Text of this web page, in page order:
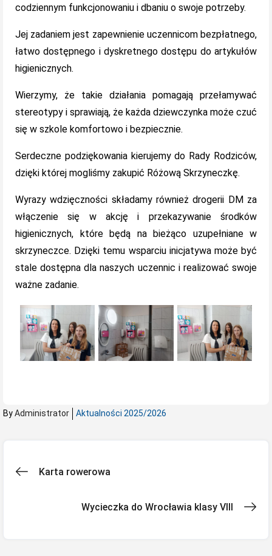
codziennym funkcjonowaniu i dbaniu o swoje potrzeby.
Jej zadaniem jest zapewnienie uczennicom bezpłatnego,
łatwo dostępnego i dyskretnego dostępu do artykułów
higienicznych.
Wierzymy, że takie działania pomagają przełamywać
stereotypy i sprawiają, że każda dziewczynka może czuć
się w szkole komfortowo i bezpiecznie.
Serdeczne podziękowania kierujemy do Rady Rodziców,
dzięki której mogliśmy zakupić Różową Skrzyneczkę.
Wyrazy wdzięczności składamy również drogerii DM za
włączenie się w akcję i przekazywanie środków
higienicznych, które będą na bieżąco uzupełniane w
skrzyneczce. Dzięki temu wsparciu inicjatywa może być
stale dostępna dla naszych uczennic i realizować swoje
ważne zadanie.
ByAdministrator Aktualności 2025/2026
Nawigacja
wpisu
Karta rowerowa
Wycieczka do Wrocławia klasy VIII